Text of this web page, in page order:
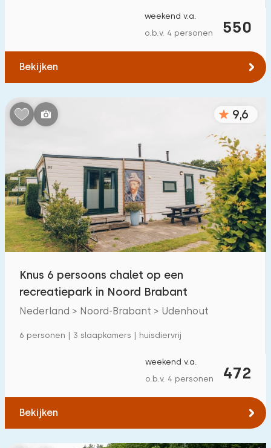
550
weekend v.a.
o.b.v. 4 personen
Bekijken
9,6
Knus 6 persoons chalet op een
recreatiepark in Noord Brabant
Nederland > Noord-Brabant > Udenhout
6 personen | 3 slaapkamers | huisdiervrij
472
weekend v.a.
o.b.v. 4 personen
Bekijken